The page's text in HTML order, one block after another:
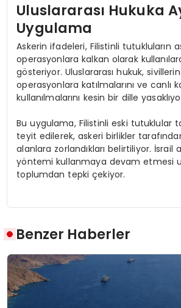
Uluslararası Hukuka
Uygulama
Askerin ifadeleri, Filistinli tutukluların
operasyonlara kalkan olarak
gösteriyor. Uluslararası hukuk,
operasyonlara katılmalarını ve canlı
kullanılmalarını kesin bir dille
Bu uygulama, Filistinli eski tutuklular
teyit edilerek, askeri birlikler
alanlara zorlandıkları belirtiliyor. İsrail
yöntemi kullanmaya devam etmesi
toplumdan tepki çekiyor.
Benzer Haberler